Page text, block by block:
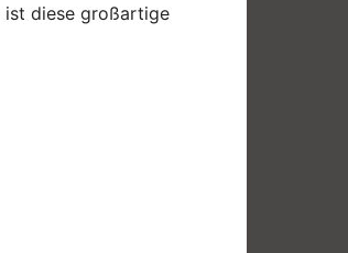
ist diese großartige